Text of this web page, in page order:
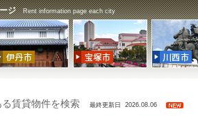
ジ Rent information page each city
賃貸物件を検索 最終更新日 2026.08.06